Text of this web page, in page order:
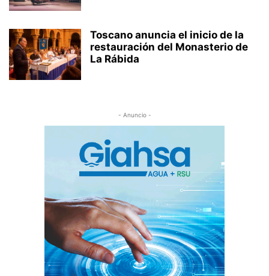
Toscano anuncia el inicio de la
restauración del Monasterio de
La Rábida
- Anuncio -